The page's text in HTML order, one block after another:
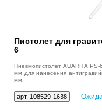
Пистолет для
6
Пневмопистолет AUARITA
мм для нанесения
мм.
арт. 108529-1638